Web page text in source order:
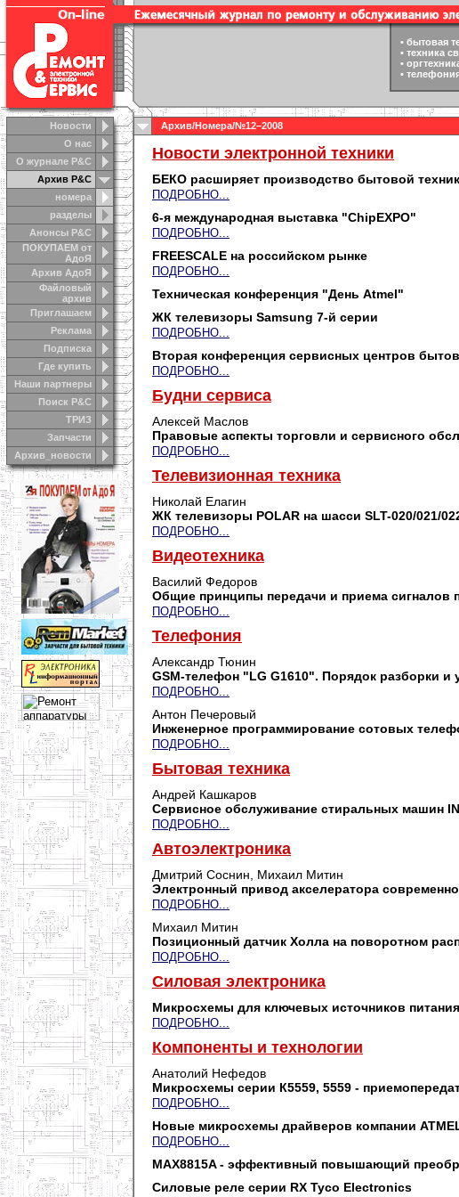
Новости
О нас
О журнале Р&С
Архив Р&С
номера
разделы
Анонсы Р&C
ПОКУПАЕМ от
АдоЯ
Архив АдоЯ
Файловый
архив
Приглашаем
Реклама
Подписка
Где купить
Наши партнеры
Поиск Р&С
ТРИЗ
Запчасти
Архив_новости
• бытовая
• техника
•
•
Архив/Номера/№12–2008
Новости электронной техники
БЕКО расширяет производство бытовой
ПОДРОБНО...
6-я международная выставка "ChipEXPO"
ПОДРОБНО...
FREESCALE на российском рынке
ПОДРОБНО...
Техническая конференция "День Atmel"
ЖК телевизоры Samsung 7-й серии
ПОДРОБНО...
Вторая конференция сервисных центров
ПОДРОБНО...
Будни сервиса
Алексей Маслов
Правовые аспекты торговли и сервисного
ПОДРОБНО...
Телевизионная техника
Николай Елагин
ЖК телевизоры POLAR на шасси SLT-020/021/
ПОДРОБНО...
Видеотехника
Василий Федоров
Общие принципы передачи и приема сигналов
ПОДРОБНО...
Телефония
Александр Тюнин
GSM-телефон "LG G1610". Порядок разборки и
ПОДРОБНО...
Антон Печеровый
Инженерное программирование сотовых
ПОДРОБНО...
Бытовая техника
Андрей Кашкаров
Сервисное обслуживание стиральных машин
ПОДРОБНО...
Автоэлектроника
Дмитрий Соснин, Михаил Митин
Электронный привод акселератора
ПОДРОБНО...
Михаил Митин
Позиционный датчик Холла на поворотном
ПОДРОБНО...
Силовая электроника
Микросхемы для ключевых источников
ПОДРОБНО...
Компоненты и технологии
Анатолий Нефедов
Микросхемы серии К5559, 5559 -
ПОДРОБНО...
Новые микросхемы драйверов компании
ПОДРОБНО...
MAX8815A - эффективный повышающий
Силовые реле серии RX Tyco Electronics